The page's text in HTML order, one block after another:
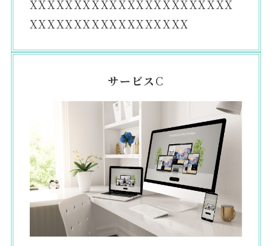
XXXXXXXXXXXXXXXXXXXXXXX
XXXXXXXXXXXXXXXXXX
サービスC